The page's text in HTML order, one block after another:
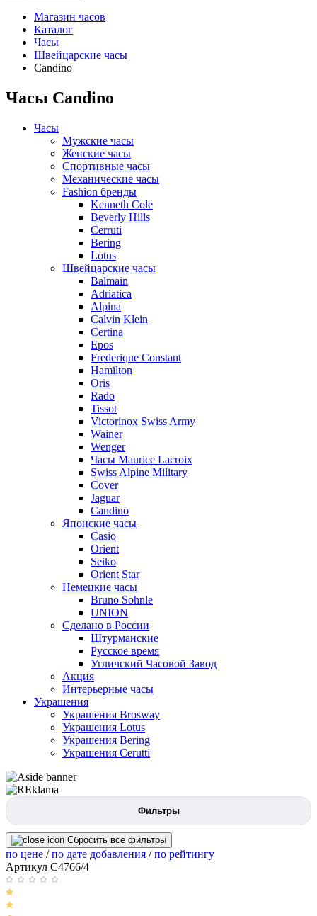
Магазин часов
Каталог
Часы
Швейцарские часы
Candino
Часы Candino
Часы
Мужские часы
Женские часы
Спортивные часы
Механические часы
Fashion бренды
Kenneth Cole
Beverly Hills
Cerruti
Bering
Lotus
Швейцарские часы
Balmain
Adriatica
Alpina
Calvin Klein
Certina
Epos
Frederique Constant
Hamilton
Oris
Rado
Tissot
Victorinox Swiss Army
Wainer
Wenger
Часы Maurice Lacroix
Swiss Alpine Military
Cover
Jaguar
Candino
Японские часы
Casio
Orient
Seiko
Orient Star
Немецкие часы
Bruno Sohnle
UNION
Сделано в России
Штурманские
Русское время
Угличский Часовой Завод
Акция
Интерьерные часы
Украшения
Украшения Brosway
Украшения Lotus
Украшения Bering
Украшения Cerutti
Фильтры
Сбросить все фильтры
по цене /по дате добавления /по рейтингу
Артикул C4766/4